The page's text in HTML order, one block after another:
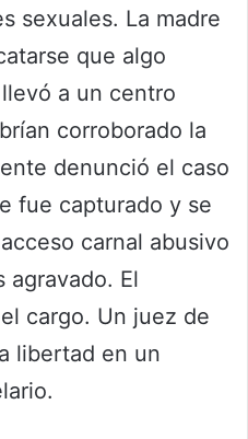
sexuales. La madre
que algo
a un centro
corroborado la
denunció el caso
fue capturado y se
carnal abusivo
agravado. El
cargo. Un juez de
libertad en un